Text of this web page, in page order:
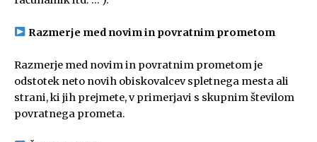
Razmerje med novim in povratnim prometom
Razmerje med novim in povratnim prometom je
odstotek neto novih obiskovalcev spletnega mesta ali
strani, ki jih prejmete, v primerjavi s skupnim številom
povratnega prometa.